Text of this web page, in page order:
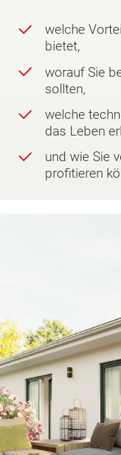
welche
bietet,
worauf Sie
sollten,
welche
das Leben
und wie Sie
profitieren